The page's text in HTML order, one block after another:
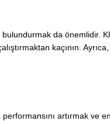
da önemlidir.
kaçının.
artırmak